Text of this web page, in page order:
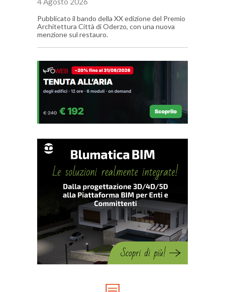
Pubblicato il bando della XX edizione del Premio
Architettura Città di Oderzo, con una nuova
menzione sul restauro.